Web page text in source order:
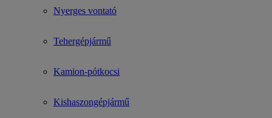
Nyerges vontató
Tehergépjármű
Kamion-pótkocsi
Kishaszongépjármű